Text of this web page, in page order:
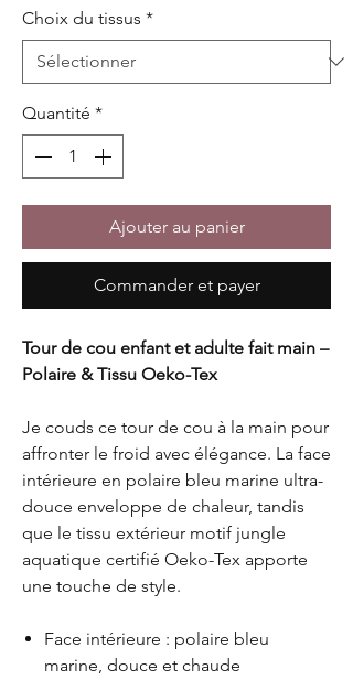
Choix du tissus *
Quantité *
Ajouter au panier
Commander et payer
Tour de cou enfant et adulte fait main –
Polaire & Tissu Oeko-Tex
Je couds ce tour de cou à la main pour
affronter le froid avec élégance. La face
intérieure en polaire bleu marine ultra-
douce enveloppe de chaleur, tandis
que le tissu extérieur motif jungle
aquatique certifié Oeko-Tex apporte
une touche de style.
Face intérieure : polaire bleu
marine, douce et chaude